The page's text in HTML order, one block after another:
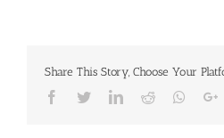
Share This Story, Choose Your
Facebook
TwitterLinkedinReddit